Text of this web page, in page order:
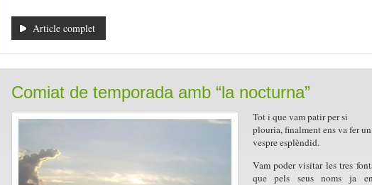
Article complet
Comiat de temporada amb “la nocturna”
Tot i que vam patir per si
plouria, finalment ens va fer un
vespre esplèndid.
Vam poder visitar les tres
que pels seus noms ja